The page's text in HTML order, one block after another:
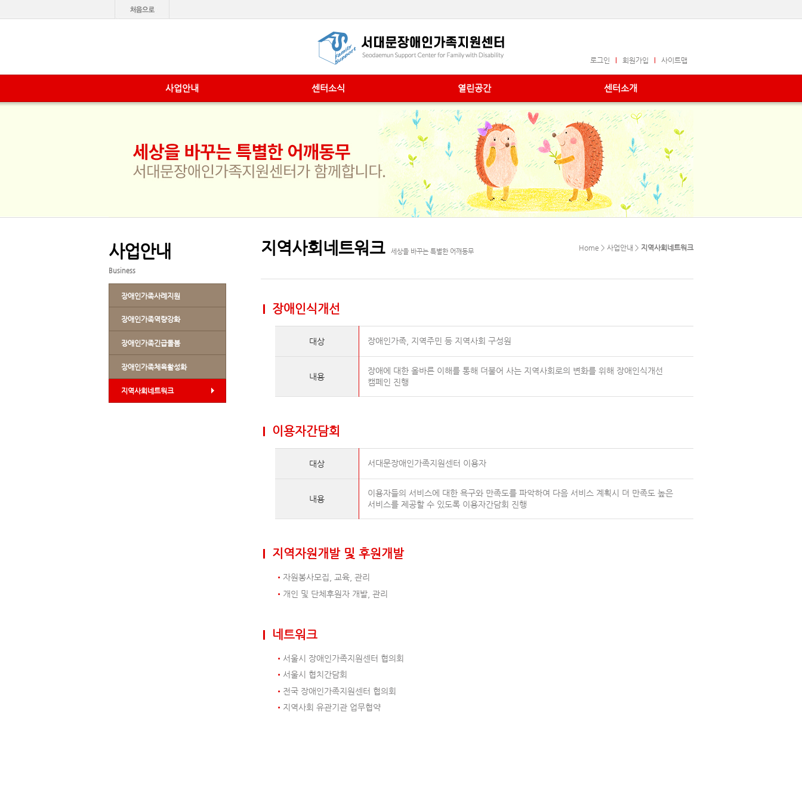
로그인 회원가입 사이트맵
사업안내 센터소식 열린공간 센터소개
사업안내
Business
장애인가족사례지원
장애인가족역량강화
장애인가족긴급돌봄
장애인가족체육활성화
지역사회네트워크
지역사회네트워크 세상을 바꾸는 특별한 어깨동무 Home > 사업안내 > 지역사회네트워크
장애인식개선
대상 장애인가족, 지역주민 등 지역사회 구성원
내용
장애에 대한 올바른 이해를 통해 더불어 사는 지역사회로의 변화를 위해 장애인식개선
캠페인 진행
이용자간담회
대상 서대문장애인가족지원센터 이용자
내용
이용자들의 서비스에 대한 욕구와 만족도를 파악하여 다음 서비스 계획시 더 만족도 높은
서비스를 제공할 수 있도록 이용자간담회 진행
지역자원개발 및 후원개발
자원봉사모집, 교육, 관리
개인 및 단체후원자 개발, 관리
네트워크
서울시 장애인가족지원센터 협의회
서울시 협치간담회
전국 장애인가족지원센터 협의회
지역사회 유관기관 업무협약